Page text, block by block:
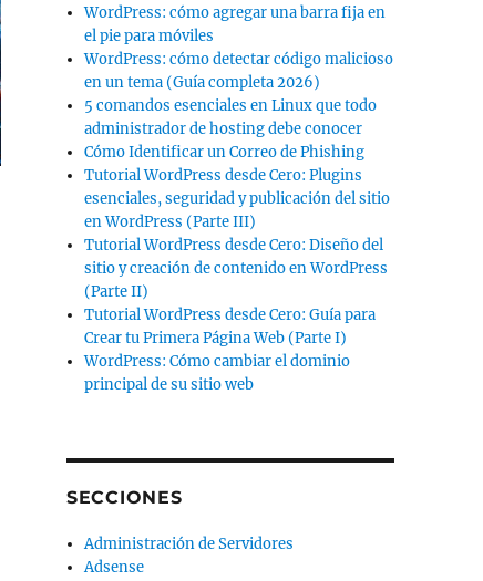
WordPress: cómo agregar una barra fija en
el pie para móviles
WordPress: cómo detectar código malicioso
en un tema (Guía completa 2026)
5 comandos esenciales en Linux que todo
administrador de hosting debe conocer
Cómo Identificar un Correo de Phishing
Tutorial WordPress desde Cero: Plugins
esenciales, seguridad y publicación del sitio
en WordPress (Parte III)
Tutorial WordPress desde Cero: Diseño del
sitio y creación de contenido en WordPress
(Parte II)
Tutorial WordPress desde Cero: Guía para
Crear tu Primera Página Web (Parte I)
WordPress: Cómo cambiar el dominio
principal de su sitio web
SECCIONES
Administración de Servidores
Adsense